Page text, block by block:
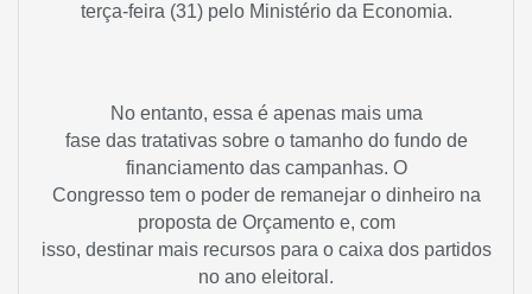
terça-feira (31) pelo Ministério da Economia.
No entanto, essa é apenas mais uma
fase das tratativas sobre o tamanho do fundo de
financiamento das campanhas. O
Congresso tem o poder de remanejar o dinheiro na
proposta de Orçamento e, com
isso, destinar mais recursos para o caixa dos partidos
no ano eleitoral.